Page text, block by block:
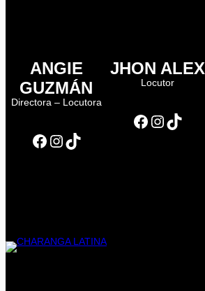
ANGIE
GUZMÁN
Directora – Locutora
Facebook Instagram TikTok
JHON ALEX
Locutor
Facebook Instagram TikTok